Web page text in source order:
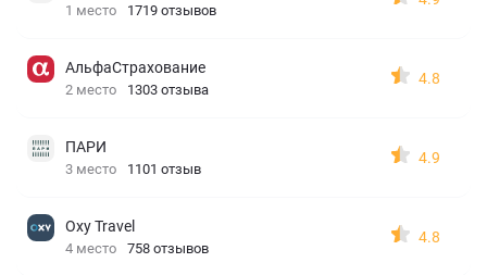
1 место 1719 отзывов
АльфаСтрахование
2 место 1303 отзыва
4.8
ПАРИ
3 место 1101 отзыв
4.9
Oxy Travel
4 место 758 отзывов
4.8